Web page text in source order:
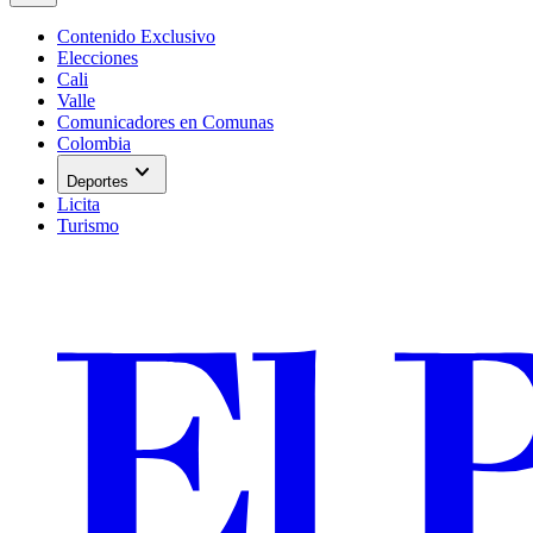
Contenido Exclusivo
Elecciones
Cali
Valle
Comunicadores en Comunas
Colombia
Deportes expand_more
Licita
Turismo